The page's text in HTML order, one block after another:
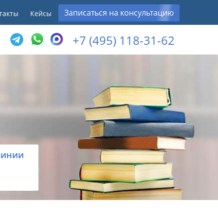
Кейсы Записаться на консультацию
+7 (495) 118-31-62